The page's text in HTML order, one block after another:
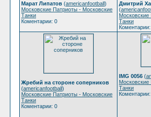
Марат Липатов (americanfootball)
Московские Патриоты - Московские
Танки
Коментарии: 0
Дмитрий
(
Танки
Жребий на стороне соперников
(americanfootball)
Московские Патриоты - Московские
Танки
Коментарии: 0
IMG 0056 (
Танки